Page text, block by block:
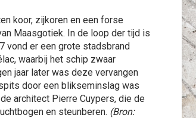
koor, zijkoren en een forse
Maasgotiek. In de loop der tijd is
vond er een grote stadsbrand
waarbij het schip zwaar
jaar later was deze vervangen
door een blikseminslag was
architect Pierre Cuypers, die de
en steunberen. (Bron: